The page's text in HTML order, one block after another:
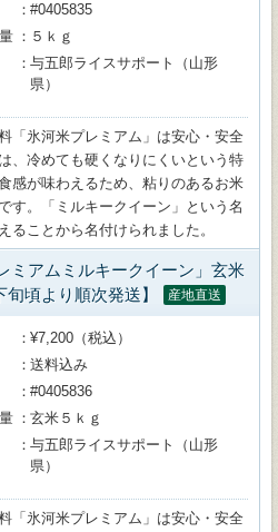
#0405835
５ｋｇ
与五郎ライスサポート（山形
県）
「氷河米プレミアム」は安心・安全
、冷めても硬くなりにくいという特
感が味わえるため、粘りのあるお米
す。「ミルキークイーン」という名
ることから名付けられました。
ミアムミルキークイーン」玄米
頃より順次発送】
産地直送
¥7,200（税込）
送料込み
#0405836
玄米５ｋｇ
与五郎ライスサポート（山形
県）
「氷河米プレミアム」は安心・安全